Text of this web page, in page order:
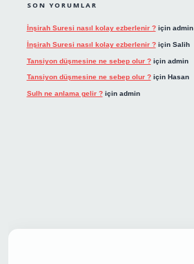
SON YORUMLAR
İnşirah Suresi nasıl kolay ezberlenir ?için admin
İnşirah Suresi nasıl kolay ezberlenir ?için Salih
Tansiyon düşmesine ne sebep olur ?için admin
Tansiyon düşmesine ne sebep olur ?için Hasan
Sulh ne anlama gelir ?için admin